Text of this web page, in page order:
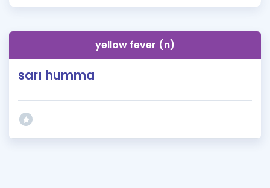
İngilizce Grameryellow fever (n)
sarı humma